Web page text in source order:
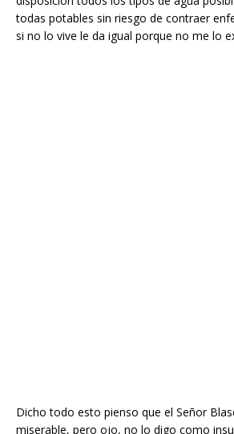
todas potables sin riesgo de contraer
si no lo vive le da igual porque no me lo
Dicho todo esto pienso que el Señor
miserable, pero ojo, no lo digo como